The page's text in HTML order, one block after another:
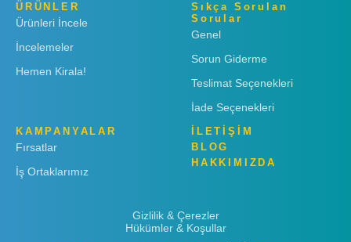
ÜRÜNLER
Ürünleri İncele
İncelemeler
Hemen Kirala!
Sıkça Sorulan
Sorular
Genel
Sorun Giderme
Teslimat Seçenekleri
İade Seçenekleri
KAMPANYALAR
Fırsatlar
İş Ortaklarımız
İLETİŞİM
BLOG
HAKKIMIZDA
Gizlilik & Çerezler
Hükümler & Koşullar